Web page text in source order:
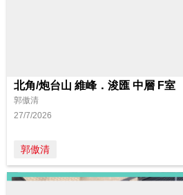
北角/炮台山 維峰．浚匯 中層 F室
郭傲清
27/7/2026
郭傲清